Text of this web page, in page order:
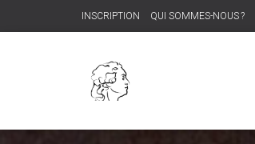
INSCRIPTION QUI SOMMES-NOUS ?